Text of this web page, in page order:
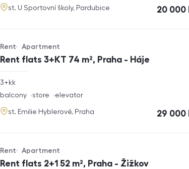
adresa
st. U Sportovní školy, Pardubice cena
20 000
Rent flats 3+KT 74 m², Praha - Háje
Offer type
Rent
Property type
Apartment
rozměry
3+kk
funkce
balcony store elevator
adresa
st. Emilie Hyblerové, Praha cena
29 000
Rent flats 2+1 52 m², Praha - Žižkov
Offer type
Rent
Property type
Apartment